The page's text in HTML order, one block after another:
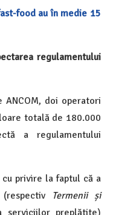
food au în medie 15
regulamentului
doi operatori
totală de 180.000
a regulamentului
privire la faptul că a
Termenii și